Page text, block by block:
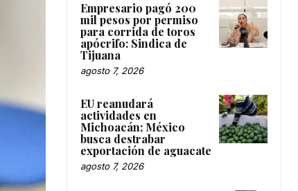
Empresario pagó 200
mil pesos por permiso
para corrida de toros
apócrifo: Sindica de
Tijuana
agosto 7, 2026
EU reanudará
actividades en
Michoacán; México
busca destrabar
exportación de aguacate
agosto 7, 2026